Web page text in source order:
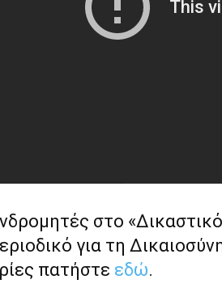
στο
για τη
πατήστε εδώ.